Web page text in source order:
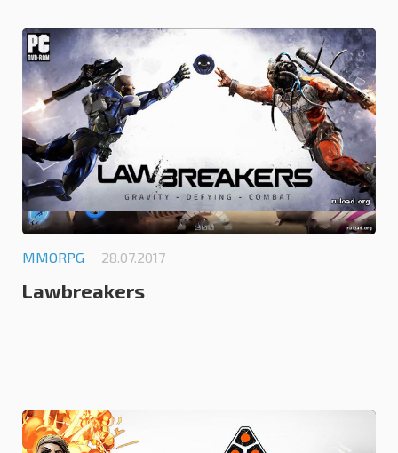
0.0
MMORPG 28.07.2017
Lawbreakers